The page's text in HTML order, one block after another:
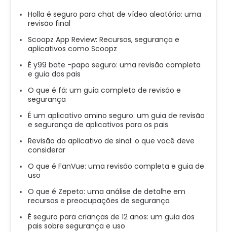
Holla é seguro para chat de vídeo aleatório: uma
revisão final
Scoopz App Review: Recursos, segurança e
aplicativos como Scoopz
É y99 bate -papo seguro: uma revisão completa
e guia dos pais
O que é fã: um guia completo de revisão e
segurança
É um aplicativo amino seguro: um guia de revisão
e segurança de aplicativos para os pais
Revisão do aplicativo de sinal: o que você deve
considerar
O que é FanVue: uma revisão completa e guia de
uso
O que é Zepeto: uma análise de detalhe em
recursos e preocupações de segurança
É seguro para crianças de 12 anos: um guia dos
pais sobre segurança e uso